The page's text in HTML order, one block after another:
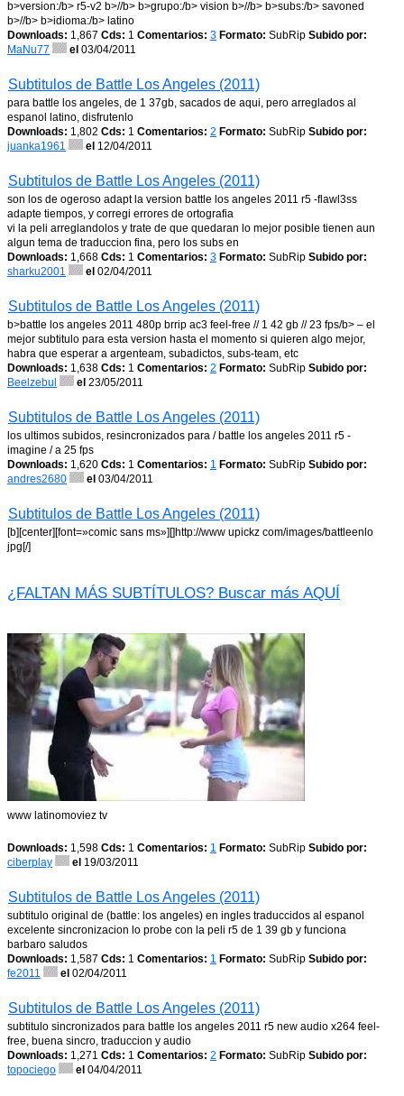
b>version:/b> r5-v2 b>//b> b>grupo:/b> vision b>//b> b>subs:/b> savoned
b>//b> b>idioma:/b> latino
Downloads: 1,867 Cds: 1 Comentarios: 3 Formato: SubRip Subido por:
MaNu77
el 03/04/2011
Subtitulos de Battle Los Angeles (2011)
para battle los angeles, de 1 37gb, sacados de aqui, pero arreglados al
espanol latino, disfrutenlo
Downloads: 1,802 Cds: 1 Comentarios: 2 Formato: SubRip Subido por:
juanka1961
el 12/04/2011
Subtitulos de Battle Los Angeles (2011)
son los de ogeroso adapt la version battle los angeles 2011 r5 -flawl3ss
adapte tiempos, y corregi errores de ortografia
vi la peli arreglandolos y trate de que quedaran lo mejor posible tienen aun
algun tema de traduccion fina, pero los subs en
Downloads: 1,668 Cds: 1 Comentarios: 3 Formato: SubRip Subido por:
sharku2001
el 02/04/2011
Subtitulos de Battle Los Angeles (2011)
b>battle los angeles 2011 480p brrip ac3 feel-free // 1 42 gb // 23 fps/b> – el
mejor subtitulo para esta version hasta el momento si quieren algo mejor,
habra que esperar a argenteam, subadictos, subs-team, etc
Downloads: 1,638 Cds: 1 Comentarios: 2 Formato: SubRip Subido por:
Beelzebul
el 23/05/2011
Subtitulos de Battle Los Angeles (2011)
los ultimos subidos, resincronizados para / battle los angeles 2011 r5 -
imagine / a 25 fps
Downloads: 1,620 Cds: 1 Comentarios: 1 Formato: SubRip Subido por:
andres2680
el 03/04/2011
Subtitulos de Battle Los Angeles (2011)
[b][center][font=»comic sans ms»][]http://www upickz com/images/battleenlo
jpg[/]
¿FALTAN MÁS SUBTÍTULOS? Buscar más AQUÍ
www latinomoviez tv
Downloads: 1,598 Cds: 1 Comentarios: 1 Formato: SubRip Subido por:
ciberplay
el 19/03/2011
Subtitulos de Battle Los Angeles (2011)
subtitulo original de (battle: los angeles) en ingles traduccidos al espanol
excelente sincronizacion lo probe con la peli r5 de 1 39 gb y funciona
barbaro saludos
Downloads: 1,587 Cds: 1 Comentarios: 1 Formato: SubRip Subido por:
fe2011
el 02/04/2011
Subtitulos de Battle Los Angeles (2011)
subtitulo sincronizados para battle los angeles 2011 r5 new audio x264 feel-
free, buena sincro, traduccion y audio
Downloads: 1,271 Cds: 1 Comentarios: 2 Formato: SubRip Subido por:
topociego
el 04/04/2011